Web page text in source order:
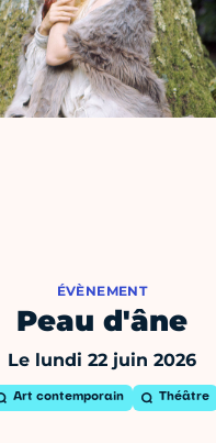
ÉVÈNEMENT
Peau d'âne
Le lundi 22 juin 2026
Art contemporain Théâtre